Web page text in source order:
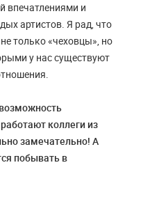
впечатлениями и
артистов. Я рад, что
только «чеховцы», но
у нас существуют
коллеги из
замечательно! А
побывать в